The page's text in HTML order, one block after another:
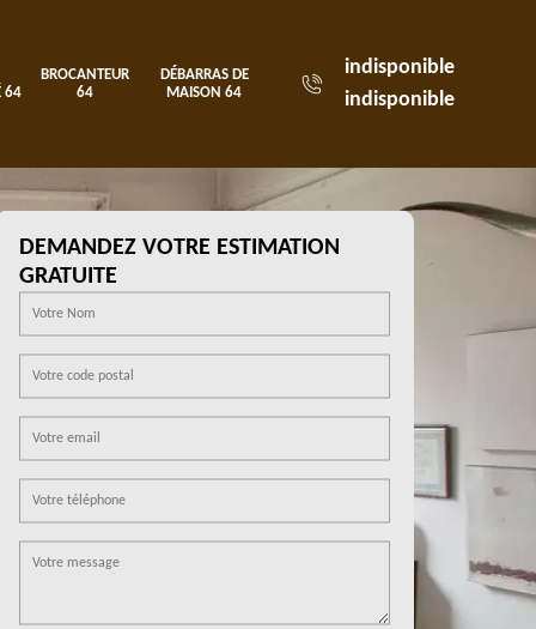
64
BROCANTEUR
64
DÉBARRAS DE
MAISON 64
indisponible
indisponible
DEMANDEZ VOTRE ESTIMATION
GRATUITE